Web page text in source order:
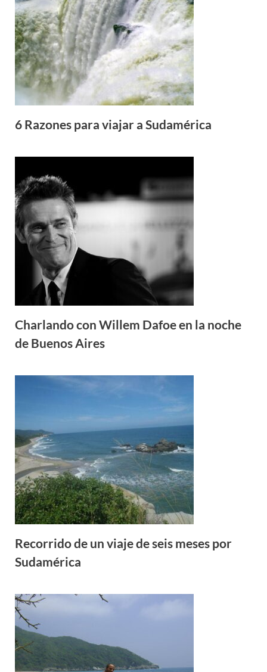
6 Razones para viajar a Sudamérica
Charlando con Willem Dafoe en la noche
de Buenos Aires
Recorrido de un viaje de seis meses por
Sudamérica